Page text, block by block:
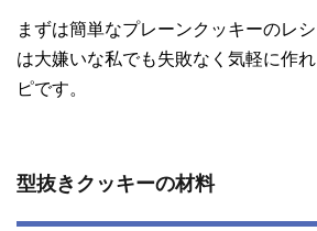
まずは簡単なプレーンクッキーのレ
は大嫌いな私でも失敗なく気軽に作
ピです。
型抜きクッキーの材料